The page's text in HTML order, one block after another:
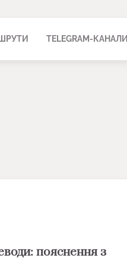
TELEGRAM-КАНАЛИ
пояснення з